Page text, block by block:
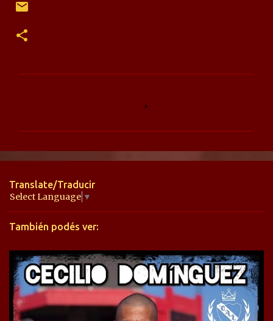
n
a
r
i
s
Translate/Traducir
Select Language ▼
También podés ver: